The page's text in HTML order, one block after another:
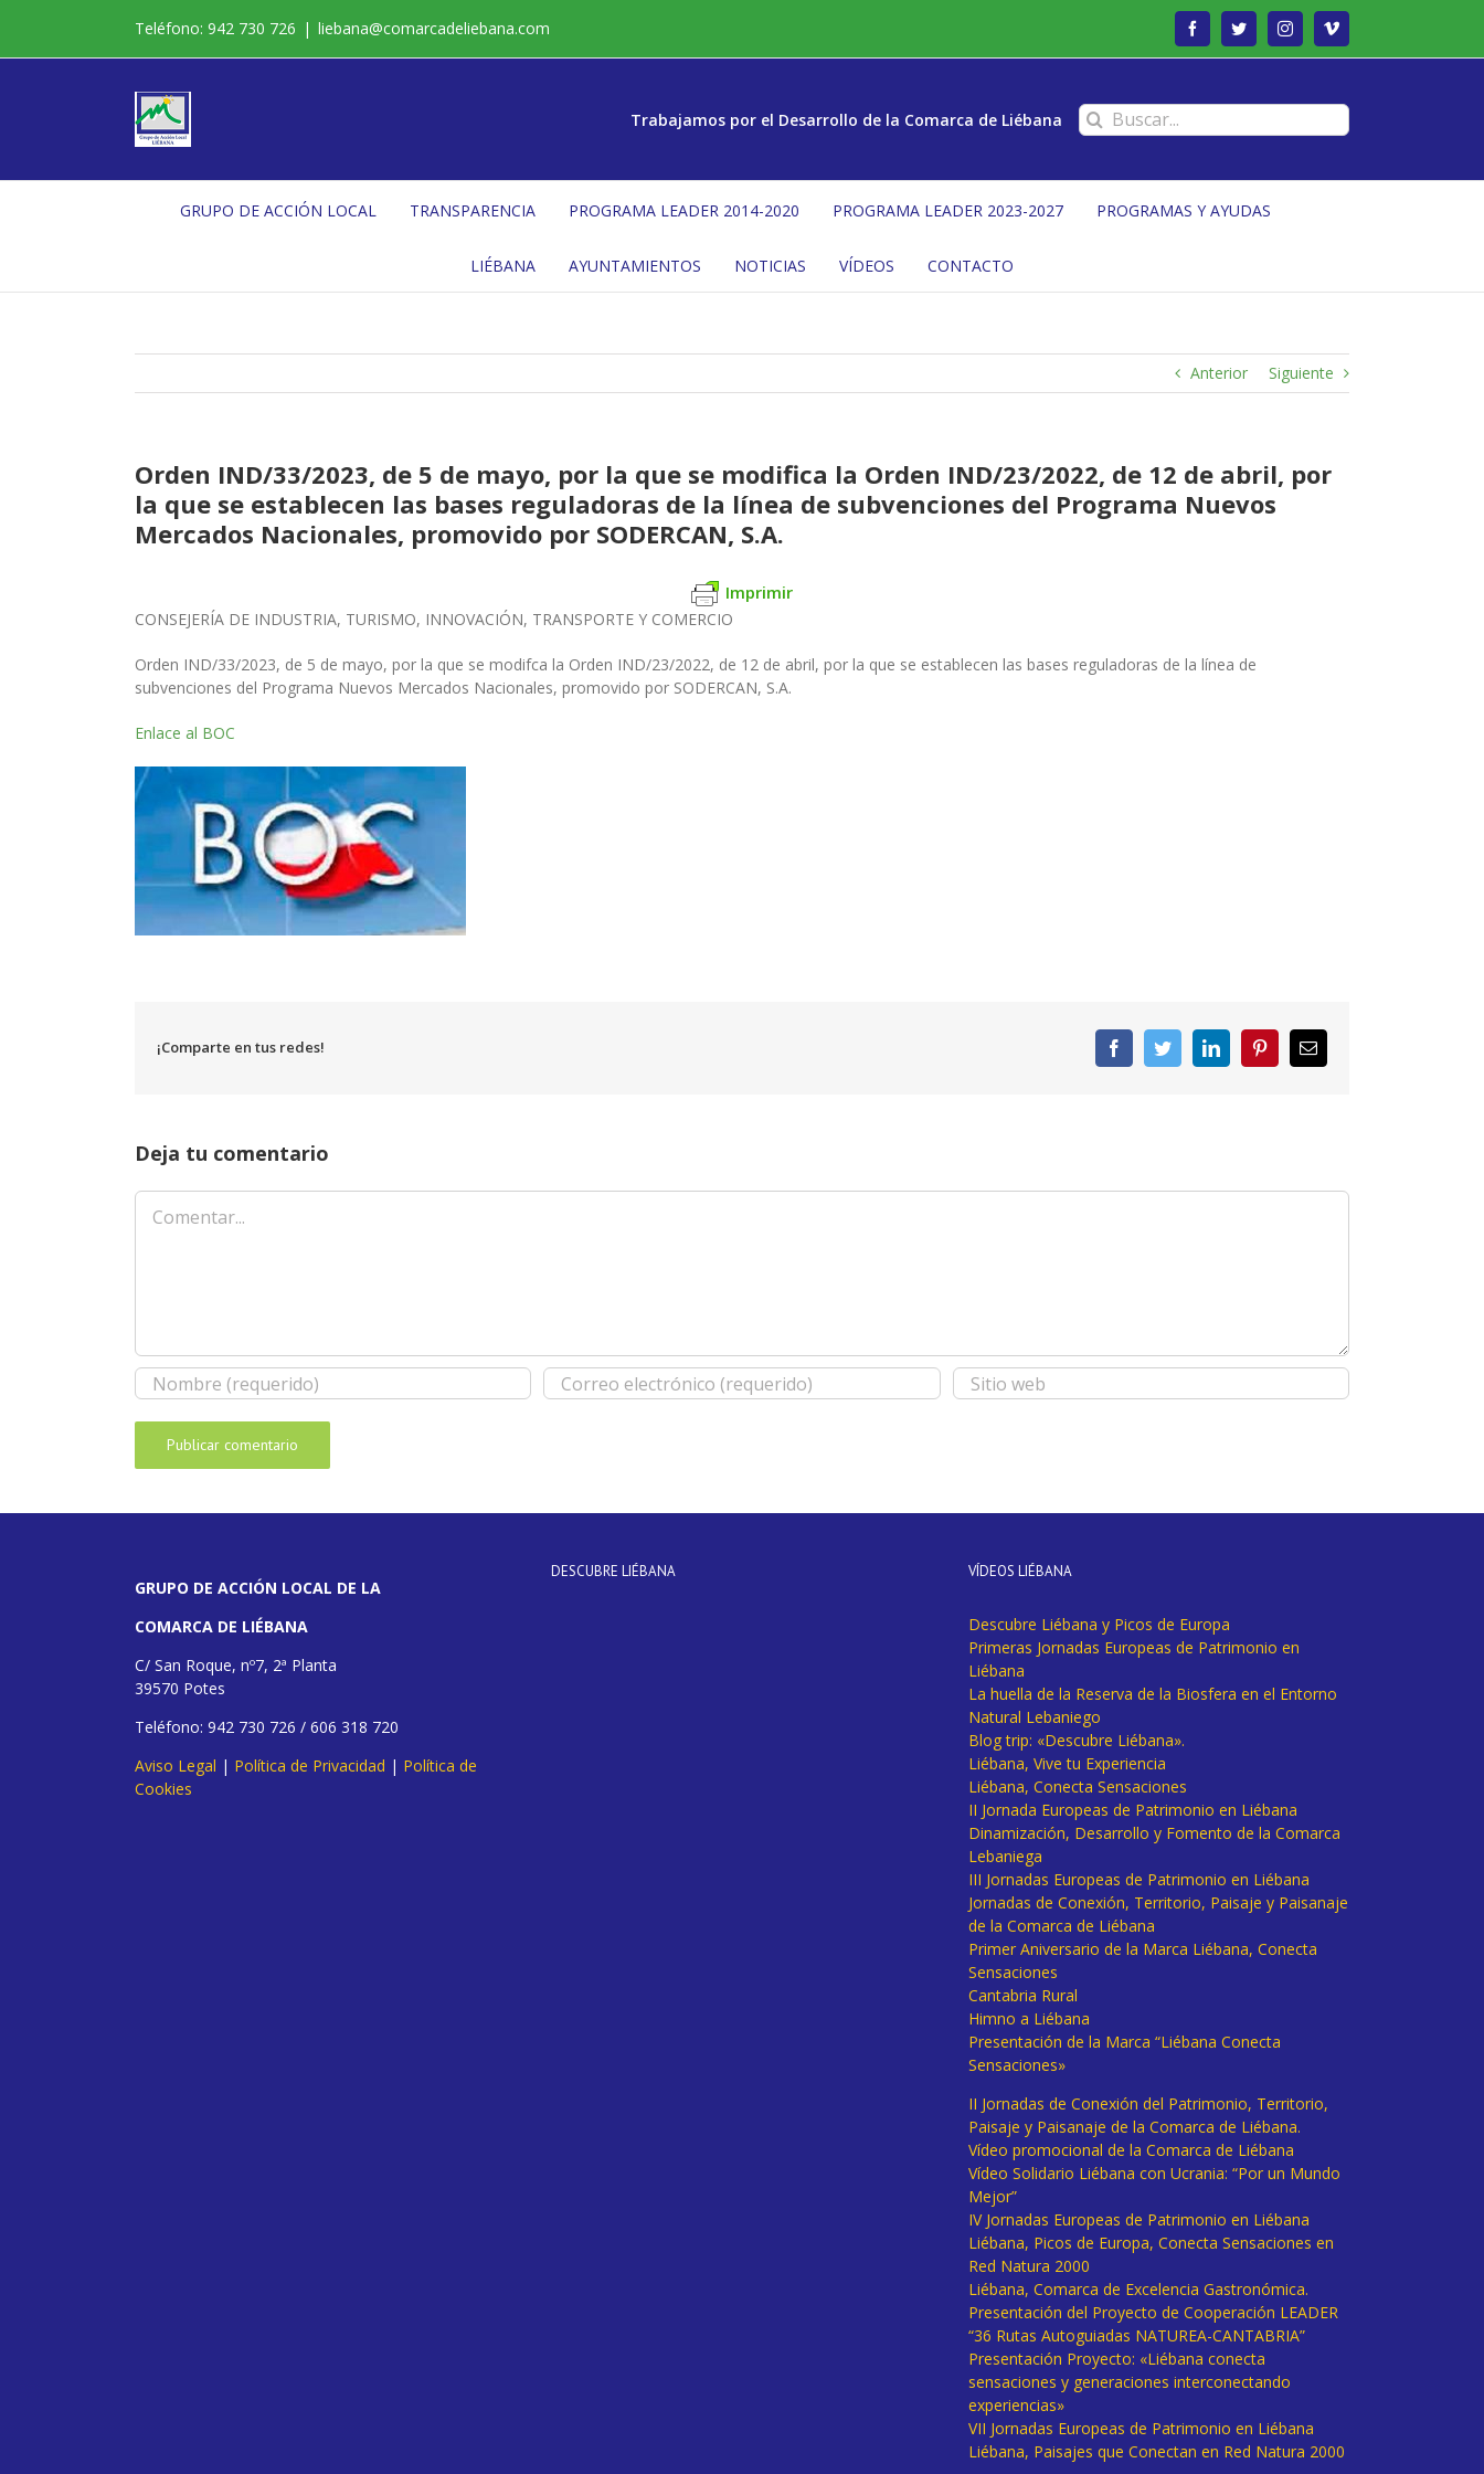
contenido
Teléfono: 942 730 726 | liebana@comarcadeliebana.com FacebookTwitterInstagramVimeo
Trabajamos por el Desarrollo de la Comarca de Liébana Buscar:
GRUPO DE ACCIÓN LOCAL TRANSPARENCIA PROGRAMA LEADER 2014-2020 PROGRAMA LEADER 2023-2027 PROGRAMAS Y AYUDAS
LIÉBANA AYUNTAMIENTOS NOTICIAS VÍDEOS CONTACTO
Anterior Siguiente
Orden IND/33/2023, de 5 de mayo, por la que se modifica la Orden IND/23/2022, de 12 de abril, por
la que se establecen las bases reguladoras de la línea de subvenciones del Programa Nuevos
Mercados Nacionales, promovido por SODERCAN, S.A.
Imprimir
CONSEJERÍA DE INDUSTRIA, TURISMO, INNOVACIÓN, TRANSPORTE Y COMERCIO
Orden IND/33/2023, de 5 de mayo, por la que se modifca la Orden IND/23/2022, de 12 de abril, por la que se establecen las bases reguladoras de la línea de
subvenciones del Programa Nuevos Mercados Nacionales, promovido por SODERCAN, S.A.
Enlace al BOC
¡Comparte en tus redes! FacebookTwitterLinkedInPinterestCorreo
electrónico
Deja tu comentario
Comentar
GRUPO DE ACCIÓN LOCAL DE LA
COMARCA DE LIÉBANA
C/ San Roque, nº7, 2ª Planta
39570 Potes
Teléfono: 942 730 726 / 606 318 720
Aviso Legal | Política de Privacidad | Política de
Cookies
DESCUBRE LIÉBANA VÍDEOS LIÉBANA
Descubre Liébana y Picos de Europa
Primeras Jornadas Europeas de Patrimonio en
Liébana
La huella de la Reserva de la Biosfera en el Entorno
Natural Lebaniego
Blog trip: «Descubre Liébana».
Liébana, Vive tu Experiencia
Liébana, Conecta Sensaciones
II Jornada Europeas de Patrimonio en Liébana
Dinamización, Desarrollo y Fomento de la Comarca
Lebaniega
III Jornadas Europeas de Patrimonio en Liébana
Jornadas de Conexión, Territorio, Paisaje y Paisanaje
de la Comarca de Liébana
Primer Aniversario de la Marca Liébana, Conecta
Sensaciones
Cantabria Rural
Himno a Liébana
Presentación de la Marca “Liébana Conecta
Sensaciones»
II Jornadas de Conexión del Patrimonio, Territorio,
Paisaje y Paisanaje de la Comarca de Liébana.
Vídeo promocional de la Comarca de Liébana
Vídeo Solidario Liébana con Ucrania: “Por un Mundo
Mejor”
IV Jornadas Europeas de Patrimonio en Liébana
Liébana, Picos de Europa, Conecta Sensaciones en
Red Natura 2000
Liébana, Comarca de Excelencia Gastronómica.
Presentación del Proyecto de Cooperación LEADER
“36 Rutas Autoguiadas NATUREA-CANTABRIA”
Presentación Proyecto: «Liébana conecta
sensaciones y generaciones interconectando
experiencias»
VII Jornadas Europeas de Patrimonio en Liébana
Liébana, Paisajes que Conectan en Red Natura 2000